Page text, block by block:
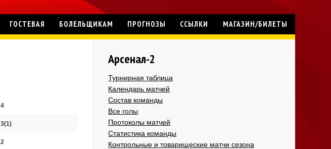
ГОСТЕВАЯ БОЛЕЛЬЩИКАМ ПРОГНОЗЫ ССЫЛКИ МАГАЗИН/БИЛЕТЫ
4
3(1)
2
Арсенал-2
Турнирная таблица
Календарь матчей
Состав команды
Все голы
Протоколы матчей
Статистика команды
Контрольные и товарищеские матчи сезона